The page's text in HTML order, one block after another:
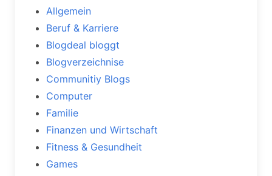
Allgemein
Beruf & Karriere
Blogdeal bloggt
Blogverzeichnise
Communitiy Blogs
Computer
Familie
Finanzen und Wirtschaft
Fitness & Gesundheit
Games